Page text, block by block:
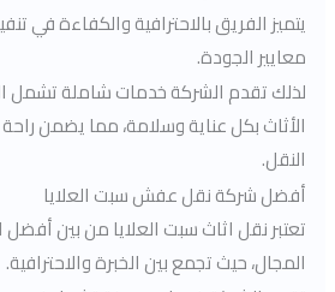
يتميز الفريق بالاحترافية والكفاءة في
معايير الجودة.
لذلك تقدم الشركة خدمات شاملة تشمل
الأثاث بكل عناية وسلامة، مما يضمن
النقل.
أفضل شركة نقل عفش سبت العلايا
تعتبر نقل اثاث سبت العلايا من بين
المجال، حيث تجمع بين الخبرة والاحترافية.